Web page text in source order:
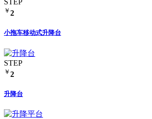
STEP
￥ 2
小拖车移动式升降台
STEP
￥ 2
升降台